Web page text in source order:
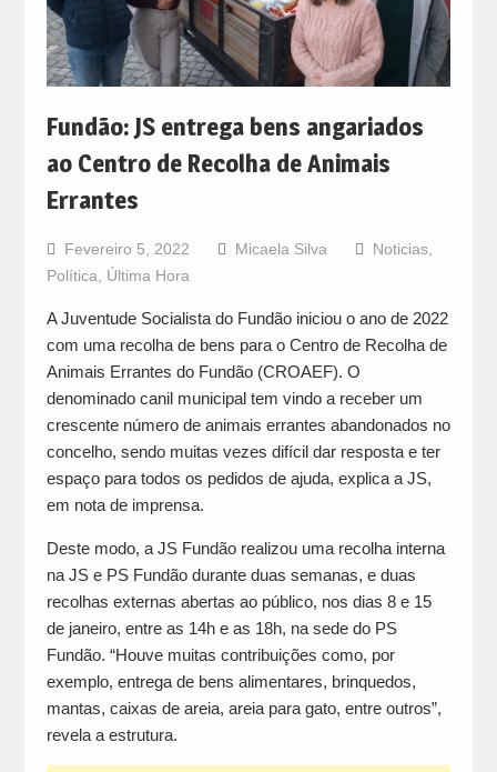
Fundão: JS entrega bens angariados
ao Centro de Recolha de Animais
Errantes
Fevereiro 5, 2022 Micaela Silva Noticias,
Política
Última Hora
A Juventude Socialista do Fundão iniciou o ano de 2022
com uma recolha de bens para o Centro de Recolha de
Animais Errantes do Fundão (CROAEF). O
denominado canil municipal tem vindo a receber um
crescente número de animais errantes abandonados no
concelho, sendo muitas vezes difícil dar resposta e ter
espaço para todos os pedidos de ajuda, explica a JS,
em nota de imprensa.
Deste modo, a JS Fundão realizou uma recolha interna
na JS e PS Fundão durante duas semanas, e duas
recolhas externas abertas ao público, nos dias 8 e 15
de janeiro, entre as 14h e as 18h, na sede do PS
Fundão. “Houve muitas contribuições como, por
exemplo, entrega de bens alimentares, brinquedos,
mantas, caixas de areia, areia para gato, entre outros”,
revela a estrutura.